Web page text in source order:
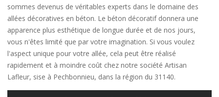
sommes devenus de véritables experts dans le domaine des
allées décoratives en béton. Le béton décoratif donnera une
apparence plus esthétique de longue durée et de nos jours,
vous n'êtes limité que par votre imagination. Si vous voulez
l'aspect unique pour votre allée, cela peut être réalisé
rapidement et à moindre coût chez notre société Artisan
Lafleur, sise à Pechbonnieu, dans la région du 31140.